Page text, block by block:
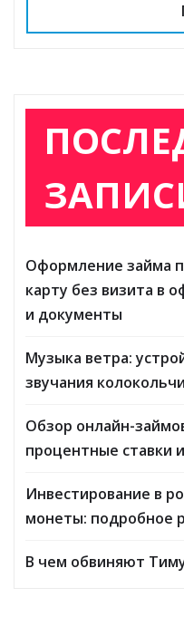
ki
Оформление займа
карту без визита в
и документы
Музыка ветра:
звучания
Обзор онлайн-
процентные ставки
Инвестирование в
монеты: подробное
В чем обвиняют